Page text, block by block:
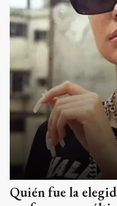
Quién fue la